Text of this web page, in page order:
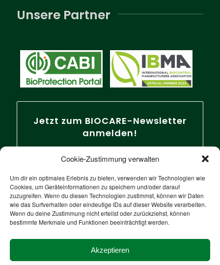
Cookie-Zustimmung verwalten
Um dir ein optimales Erlebnis zu bieten, verwenden wir Technologien wie
Cookies, um Geräteinformationen zu speichern und/oder darauf
zuzugreifen. Wenn du diesen Technologien zustimmst, können wir Daten
wie das Surfverhalten oder eindeutige IDs auf dieser Website verarbeiten.
Wenn du deine Zustimmung nicht erteilst oder zurückziehst, können
bestimmte Merkmale und Funktionen beeinträchtigt werden.
Akzeptieren
Unsere Partner
Jetzt zum BIOCARE-Newsletter
anmelden!